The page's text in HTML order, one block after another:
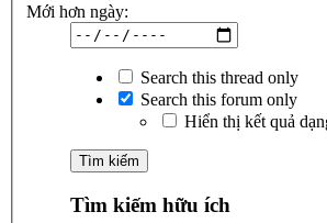
Mới hơn ngày:
Search this thread only
Search this forum only
Hiển thị kết quả
Tìm kiếm hữu ích